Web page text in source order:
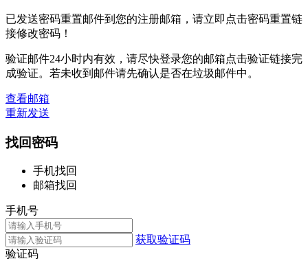
已发送密码重置邮件到您的注册邮箱，请立即点击密码重置链
接修改密码！
验证邮件24小时内有效，请尽快登录您的邮箱点击验证链接完
成验证。若未收到邮件请先确认是否在垃圾邮件中。
查看邮箱
重新发送
找回密码
手机找回
邮箱找回
手机号
获取验证码
验证码